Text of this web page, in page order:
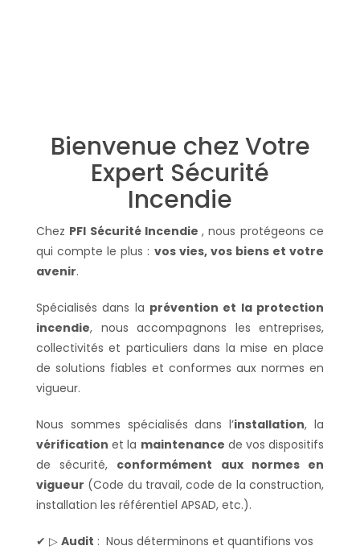
Bienvenue chez Votre
Expert Sécurité
Incendie
Chez PFI Sécurité Incendie, nous protégeons ce
qui compte le plus : vos vies, vos biens et votre
avenir.
Spécialisés dans la prévention et la protection
incendie, nous accompagnons les entreprises,
collectivités et particuliers dans la mise en place
de solutions fiables et conformes aux normes en
vigueur.
Nous sommes spécialisés dans l’installation, la
vérification et la maintenance de vos dispositifs
de sécurité, conformément aux normes en
vigueur (Code du travail, code de la construction,
installation les référentiel APSAD, etc.).
✔ ▷ Audit : Nous déterminons et quantifions vos